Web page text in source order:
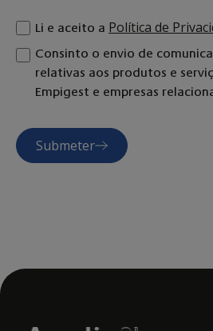
Li e aceito a Política de
Consinto o envio de
relativas aos produtos e
Empigest e empresas
Submeter